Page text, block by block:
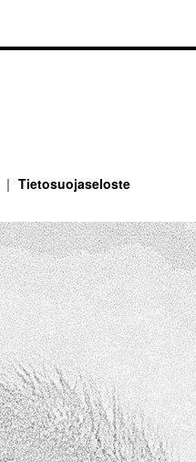
Tietosuojaseloste